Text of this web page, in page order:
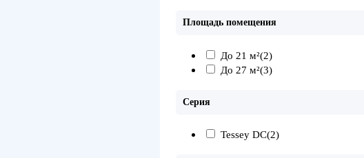
Площадь помещения
До 21 м²(2)
До 27 м²(3)
Серия
Tessey DC(2)